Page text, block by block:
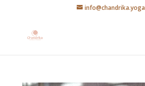
info@chandrika.yoga